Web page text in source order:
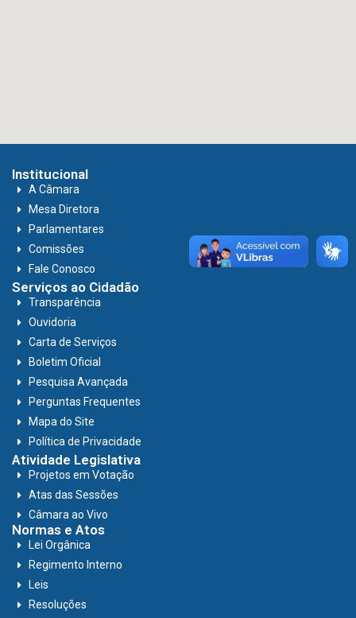
Institucional
A Câmara
Mesa Diretora
Parlamentares
Comissões
Fale Conosco
Serviços ao Cidadão
Transparência
Ouvidoria
Carta de Serviços
Boletim Oficial
Pesquisa Avançada
Perguntas Frequentes
Mapa do Site
Política de Privacidade
Atividade Legislativa
Projetos em Votação
Atas das Sessões
Câmara ao Vivo
Normas e Atos
Lei Orgânica
Regimento Interno
Leis
Resoluções